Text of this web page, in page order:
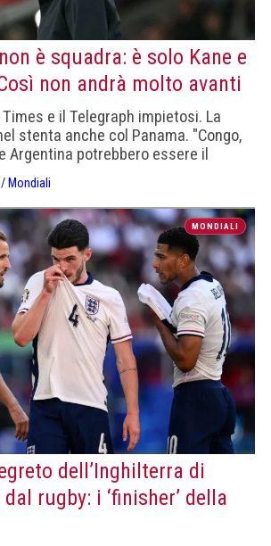
è squadra: è solo Kane e
non andrà molto avanti
Times e il Telegraph impietosi. La
stenta anche col Panama. "Congo,
Argentina potrebbero essere il
loro."
/ Mondiali
MONDIALI
dell’Inghilterra di
rugby: i ‘finisher’ della